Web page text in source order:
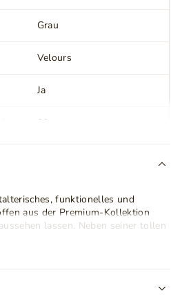
Grau
Velours
Ja
30
96 kg
funktionelles und
aus der Premium-Kollektion
lassen. Neben seiner tollen